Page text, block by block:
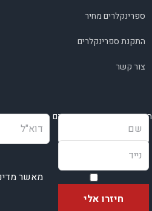
ספרינקלרים מחיר
התקנת ספרינקלרים
צור קשר
השאירו פרטים ונחזור בהקדם
מאשר